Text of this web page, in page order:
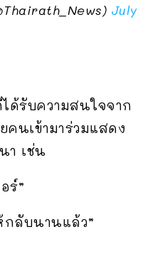
July
ด้รับความสนใจจาก
นเข้ามาร่วมแสดง
า เช่น
ร์”
กลับนานแล้ว”